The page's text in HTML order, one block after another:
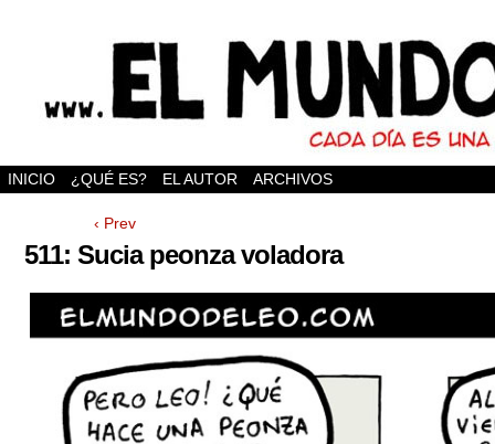
INICIO ¿QUÉ ES? EL AUTOR ARCHIVOS
‹ Prev
511: Sucia peonza voladora